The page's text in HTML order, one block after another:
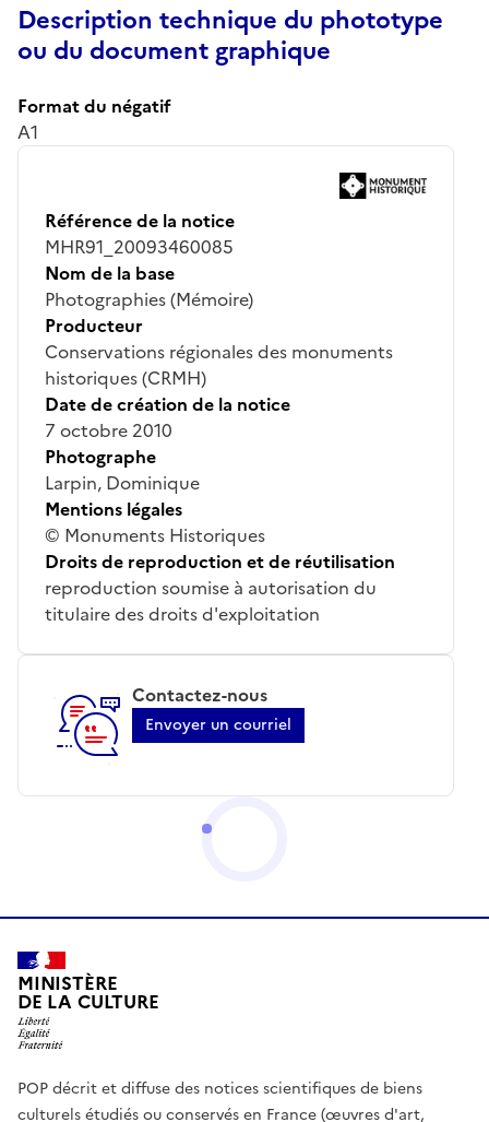
Description technique du phototype
ou du document graphique
Format du négatif
A1
Référence de la notice
MHR91_20093460085
Nom de la base
Photographies (Mémoire)
Producteur
Conservations régionales des monuments
historiques (CRMH)
Date de création de la notice
7 octobre 2010
Photographe
Larpin, Dominique
Mentions légales
© Monuments Historiques
Droits de reproduction et de réutilisation
reproduction soumise à autorisation du
titulaire des droits d'exploitation
Contactez-nous
Envoyer un courriel
MINISTÈRE
DE LA CULTURE
POP décrit et diffuse des notices scientifiques de biens
culturels étudiés ou conservés en France (œuvres d'art,